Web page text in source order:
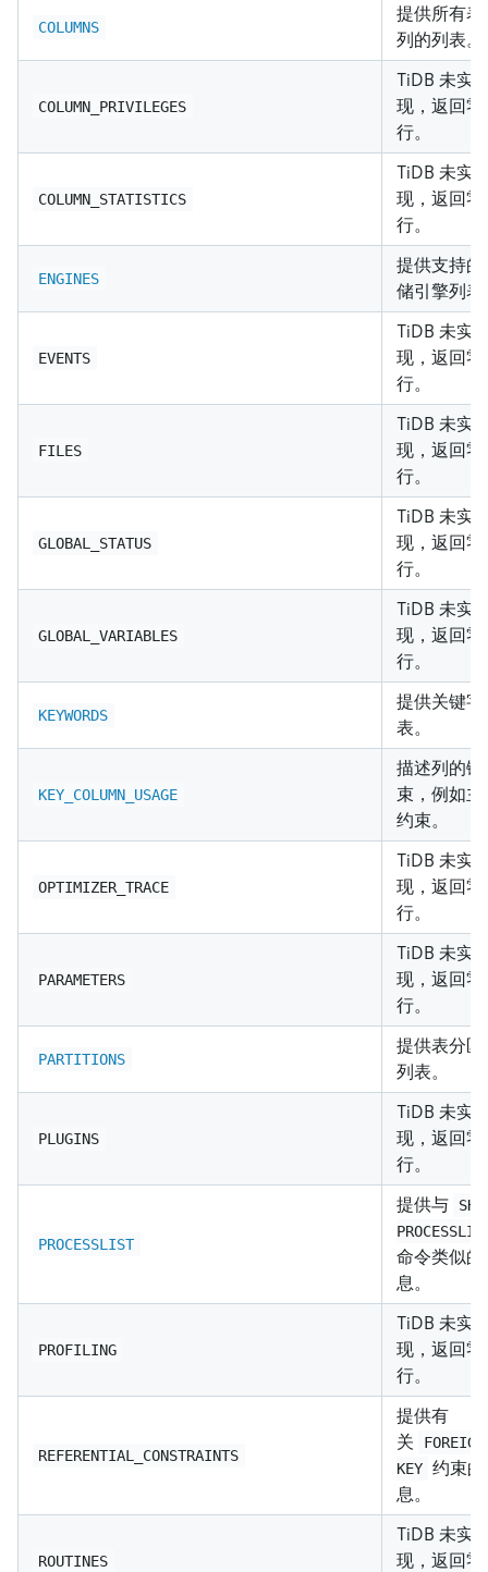
COLUMNS
提供所有表
列的列表。
COLUMN_PRIVILEGES
TiDB 未实
现，返回零
行。
COLUMN_STATISTICS
TiDB 未实
现，返回零
行。
ENGINES
提供支持的
储引擎列表
EVENTS
TiDB 未实
现，返回零
行。
FILES
TiDB 未实
现，返回零
行。
GLOBAL_STATUS
TiDB 未实
现，返回零
行。
GLOBAL_VARIABLES
TiDB 未实
现，返回零
行。
KEYWORDS
提供关键字
表。
KEY_COLUMN_USAGE
描述列的键
束，例如主
约束。
OPTIMIZER_TRACE
TiDB 未实
现，返回零
行。
PARAMETERS
TiDB 未实
现，返回零
行。
PARTITIONS
提供表分区
列表。
PLUGINS
TiDB 未实
现，返回零
行。
PROCESSLIST
提供与
命令类似的
息。
PROFILING
TiDB 未实
现，返回零
行。
REFERENTIAL_CONSTRAINTS
提供有
关
KEY 约束
息。
ROUTINES
TiDB 未实
现，返回零